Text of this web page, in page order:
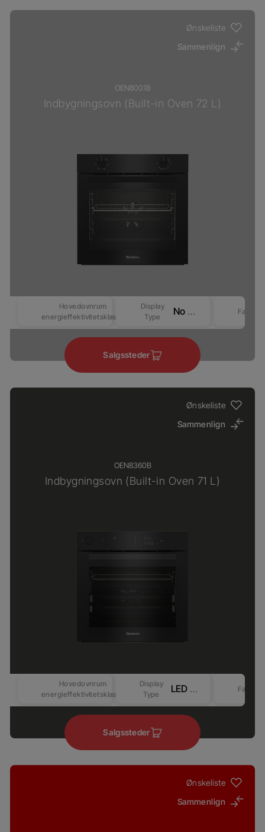
Ønskeliste
Sammenlign
OEN8001B
Indbygningsovn (Built-in Oven 72 L)
Hovedovnrum
energieffektivitetsklasse
Display
Type
No Display Farve
Salgssteder
Ønskeliste
Sammenlign
OEN8360B
Indbygningsovn (Built-in Oven 71 L)
Hovedovnrum
energieffektivitetsklasse
Display
Type
LED Display - Touch&Knob control (Beyond-Better) – Competitive-2 Farve
Salgssteder
Ønskeliste
Sammenlign